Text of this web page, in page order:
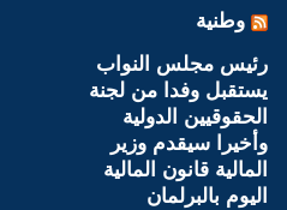
وطنية
رئيس مجلس النواب
يستقبل وفدا من لجنة
الحقوقيين الدولية
وأخيرا سيقدم وزير
المالية قانون المالية
اليوم بالبرلمان